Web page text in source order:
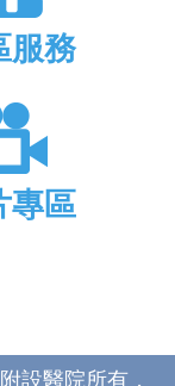
服務
專區
設醫院所有，